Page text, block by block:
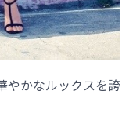
やかなルックスを誇